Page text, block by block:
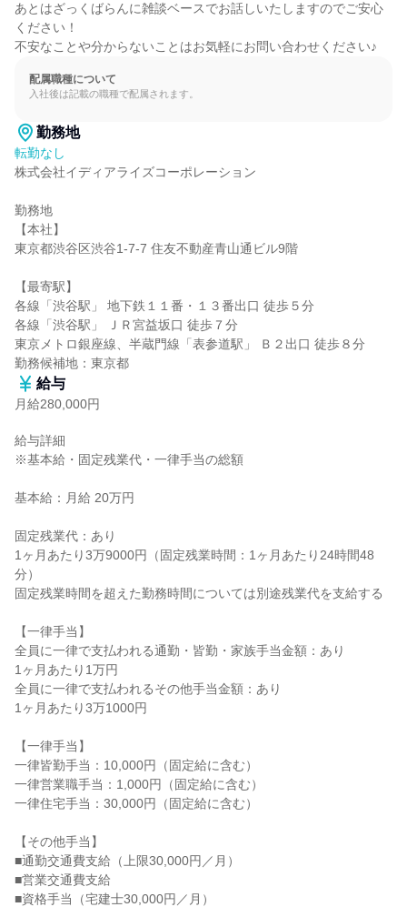
あとはざっくばらんに雑談ベースでお話しいたしますのでご安心
ください！
不安なことや分からないことはお気軽にお問い合わせください♪
配属職種について
入社後は記載の職種で配属されます。
勤務地
転勤なし
株式会社イディアライズコーポレーション
勤務地
【本社】
東京都渋谷区渋谷1-7-7 住友不動産青山通ビル9階
【最寄駅】
各線「渋谷駅」 地下鉄１１番・１３番出口 徒歩５分
各線「渋谷駅」 ＪＲ宮益坂口 徒歩７分
東京メトロ銀座線、半蔵門線「表参道駅」 Ｂ２出口 徒歩８分
勤務候補地：東京都
給与
月給280,000円
給与詳細
※基本給・固定残業代・一律手当の総額
基本給：月給 20万円
固定残業代：あり
1ヶ月あたり3万9000円（固定残業時間：1ヶ月あたり24時間48
分）
固定残業時間を超えた勤務時間については別途残業代を支給する
【一律手当】
全員に一律で支払われる通勤・皆勤・家族手当金額：あり
1ヶ月あたり1万円
全員に一律で支払われるその他手当金額：あり
1ヶ月あたり3万1000円
【一律手当】
一律皆勤手当：10,000円（固定給に含む）
一律営業職手当：1,000円（固定給に含む）
一律住宅手当：30,000円（固定給に含む）
【その他手当】
■通勤交通費支給（上限30,000円／月）
■営業交通費支給
■資格手当（宅建士30,000円／月）